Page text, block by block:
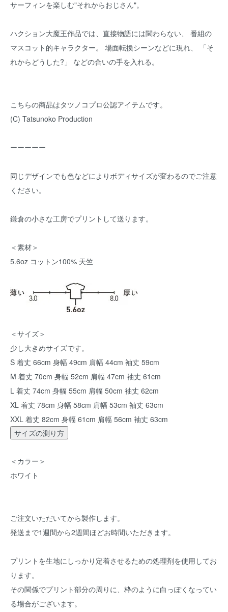
サーフィンを楽しむ"それからおじさん"。
ハクション大魔王作品では、直接物語には関わらない、 番組の
マスコット的キャラクター。 場面転換シーンなどに現れ、 「そ
れからどうした?」 などの合いの手を入れる。
こちらの商品はタツノコプロ公認アイテムです。
(C) Tatsunoko Production
ーーーーー
同じデザインでも色などによりボディサイズが変わるのでご注意
ください。
鎌倉の小さな工房でプリントして送ります。
＜素材＞
5.6oz コットン100% 天竺
＜サイズ＞
少し大きめサイズです。
S 着丈 66cm 身幅 49cm 肩幅 44cm 袖丈 59cm
M 着丈 70cm 身幅 52cm 肩幅 47cm 袖丈 61cm
L 着丈 74cm 身幅 55cm 肩幅 50cm 袖丈 62cm
XL 着丈 78cm 身幅 58cm 肩幅 53cm 袖丈 63cm
XXL 着丈 82cm 身幅 61cm 肩幅 56cm 袖丈 63cm
サイズの測り方
＜カラー＞
ホワイト
ご注文いただいてから製作します。
発送まで1週間から2週間ほどお時間いただきます。
プリントを生地にしっかり定着させるための処理剤を使用してお
ります。
その関係でプリント部分の周りに、枠のように白っぽくなってい
る場合がございます。